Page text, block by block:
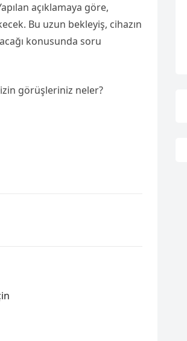
açıklamaya göre,
Bu uzun bekleyiş, cihazın
konusunda soru
görüşleriniz neler?